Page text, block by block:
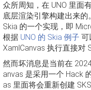
众所周知，在 UNO 里面
底层渲染引擎构建出来的
Skia 的一个实现，即
根据 UNO 的 Skia 例子 可
XamlCanvas 执行直接对
然而坏消息是当前在
anvas 是采用一个 Hack
as 里面将会重新创建